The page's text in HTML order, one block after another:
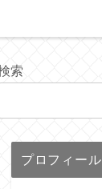
索
プロフィール